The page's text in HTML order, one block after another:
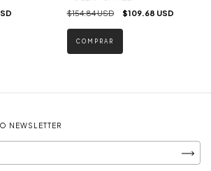
$154.84 USD $109.68 USD
COMPRAR
NEWSLETTER